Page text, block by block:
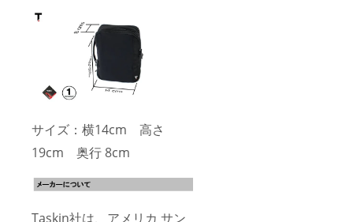
サイズ：横14cm 高さ
19cm 奥行 8cm
Taskin社は、アメリカ サン